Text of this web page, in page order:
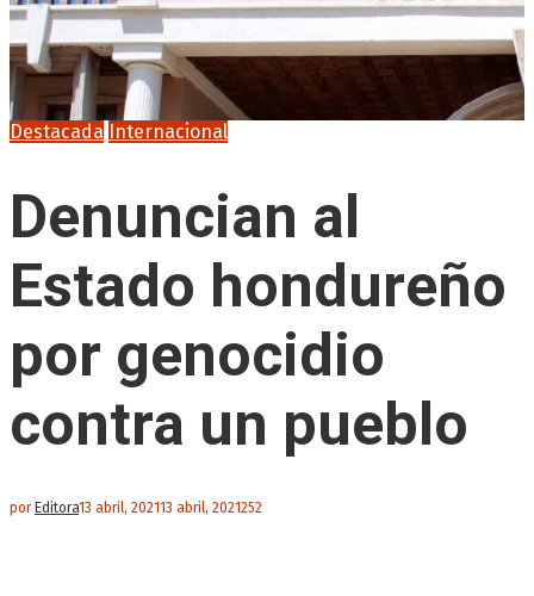
Destacada Internacional
Denuncian al
Estado hondureño
por genocidio
contra un pueblo
porEditora13 abril, 202113 abril, 2021252